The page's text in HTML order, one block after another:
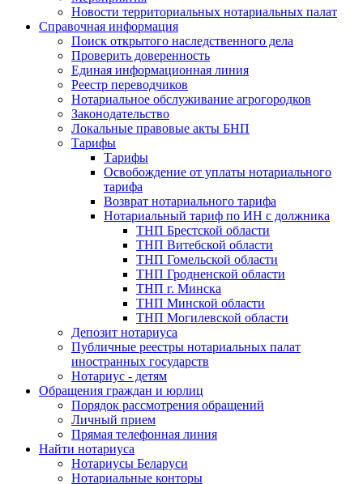
Новости территориальных нотариальных палат
Справочная информация
Поиск открытого наследственного дела
Проверить доверенность
Единая информационная линия
Реестр переводчиков
Нотариальное обслуживание агрогородков
Законодательство
Локальные правовые акты БНП
Тарифы
Тарифы
Освобождение от уплаты нотариального
тарифа
Возврат нотариального тарифа
Нотариальный тариф по ИН с должника
ТНП Брестской области
ТНП Витебской области
ТНП Гомельской области
ТНП Гродненской области
ТНП г. Минска
ТНП Минской области
ТНП Могилевской области
Депозит нотариуса
Публичные реестры нотариальных палат
иностранных государств
Нотариус - детям
Обращения граждан и юрлиц
Порядок рассмотрения обращений
Личный прием
Прямая телефонная линия
Найти нотариуса
Нотариусы Беларуси
Нотариальные конторы